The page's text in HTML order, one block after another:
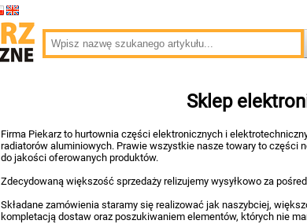
Sklep
Firma Piekarz to hurtownia części elektronicznych i
radiatorów aluminiowych. Prawie wszystkie nasze towary to części
do jakości oferowanych produktów.
Zdecydowaną większość sprzedaży relizujemy wysyłkowo za
Składane zamówienia staramy się realizować jak naszybciej,
kompletacją dostaw oraz poszukiwaniem elementów, których nie